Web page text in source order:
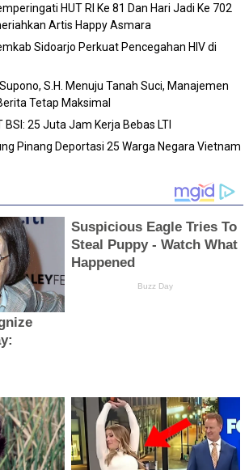
HUT RI Ke 81 Dan Hari Jadi Ke 702
Artis Happy Asmara
Sidoarjo Perkuat Pencegahan HIV di
S.H. Menuju Tanah Suci, Manajemen
Tetap Maksimal
25 Juta Jam Kerja Bebas LTI
Pinang Deportasi 25 Warga Negara Vietnam